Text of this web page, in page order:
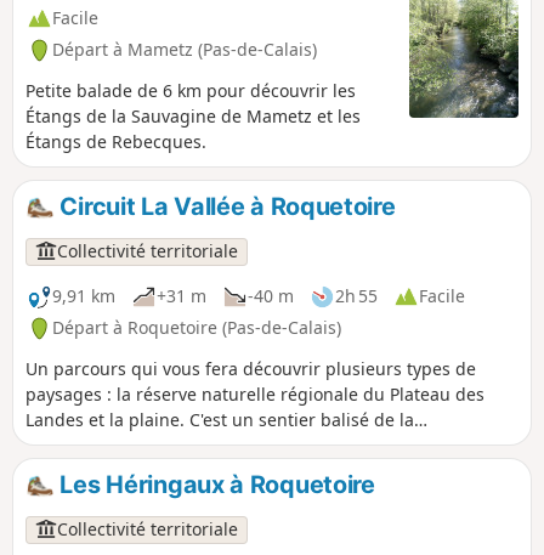
Facile
Départ à Mametz (Pas-de-Calais)
Petite balade de 6 km pour découvrir les
Étangs de la Sauvagine de Mametz et les
Étangs de Rebecques.
Circuit La Vallée à Roquetoire
Collectivité territoriale
9,91 km
+31 m -40 m 2h 55
Facile
Départ à Roquetoire (Pas-de-Calais)
Un parcours qui vous fera découvrir plusieurs types de
paysages : la réserve naturelle régionale du Plateau des
Landes et la plaine. C'est un sentier balisé de la
Communauté d'Agglomération du Pays de Saint-Omer.
Les Héringaux à Roquetoire
Collectivité territoriale